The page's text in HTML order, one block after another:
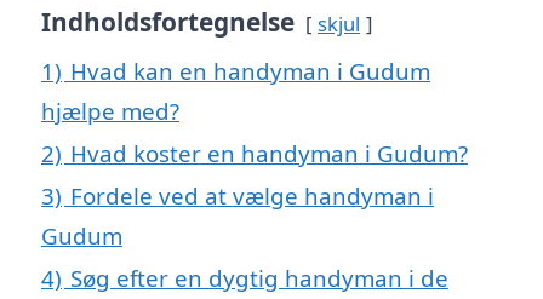
Indholdsfortegnelse skjul
1) Hvad kan en handyman i Gudum
hjælpe med?
2) Hvad koster en handyman i Gudum?
3) Fordele ved at vælge handyman i
Gudum
4) Søg efter en dygtig handyman i de